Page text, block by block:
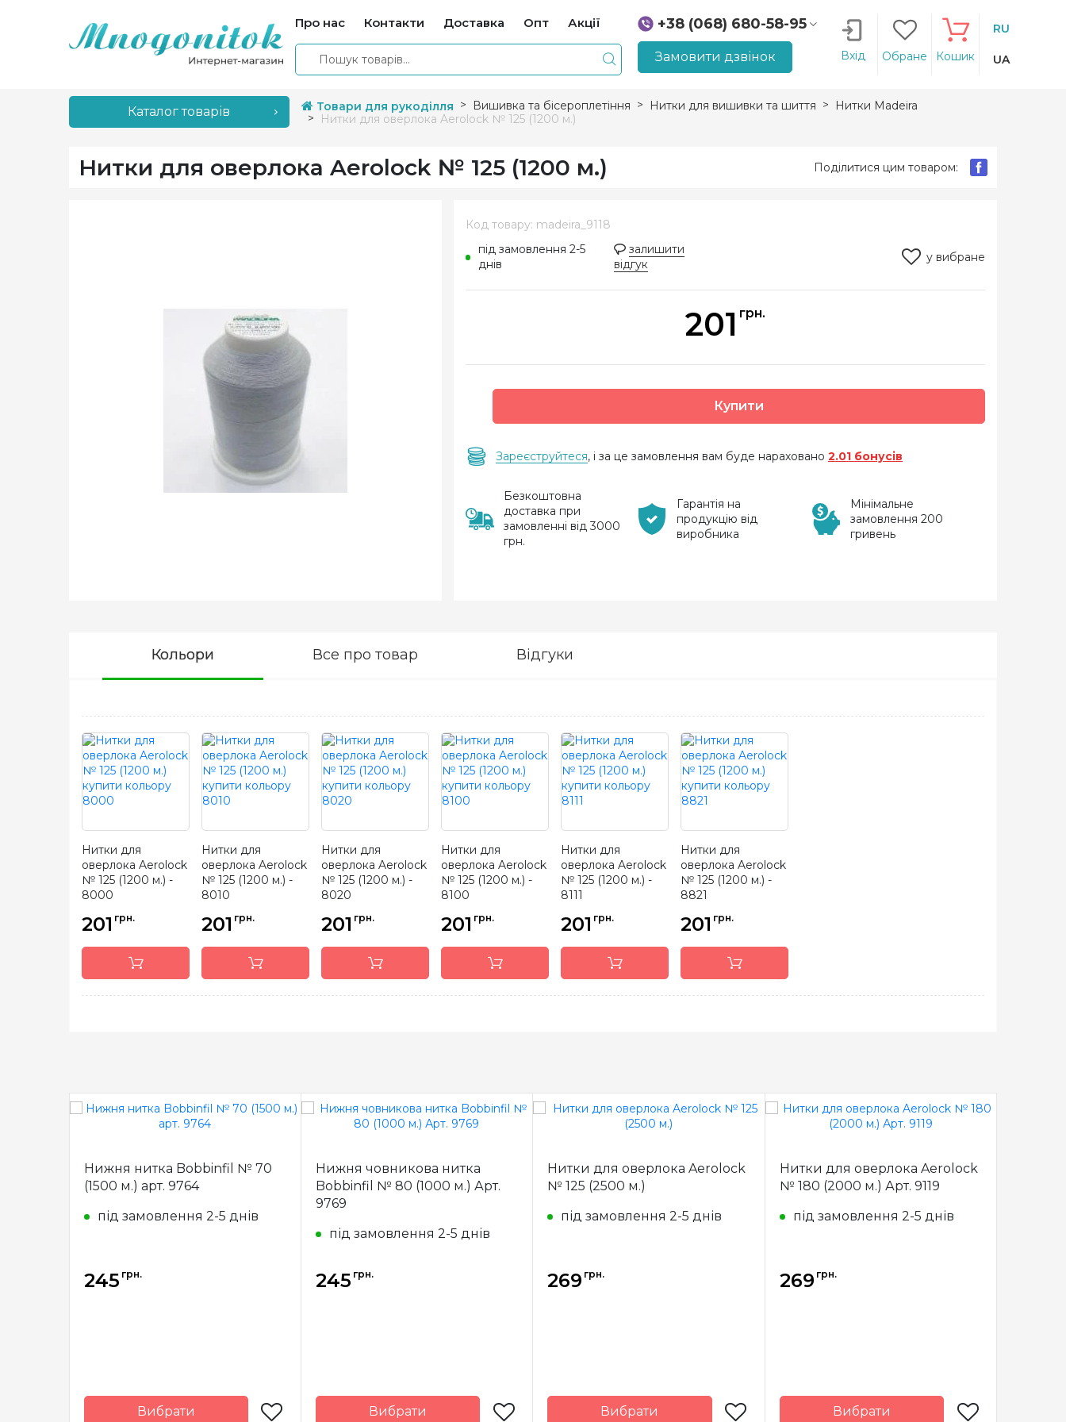
Про нас Контакти Доставка Опт Акції
+38 (068) 680-58-95
+38 (066) 207-14-90
Замовити дзвінок Вхід Обране Кошик
RU
UA
Каталог товарів Товари для рукоділля Вишивка та бісероплетіння Нитки для вишивки та шиття
Нитки Madeira
Нитки для оверлока Aerolock № 125 (1200 м.)
Нитки для оверлока Aerolock № 125 (1200 м.) Поділитися цим товаром:
Код товару: madeira_9118
під замовлення 2-5
днів
залишити
відгук
у вибране
201 грн.
Купити
Зареєструйтеся, і за це замовлення вам буде нараховано 2.01 бонусів
Безкоштовна
доставка при
замовленні від 3000
грн.
Гарантія на
продукцію від
виробника
Мінімальне
замовлення 200
гривень
Кольори Все про товар Відгуки
Нитки для
оверлока Aerolock
№ 125 (1200 м.) -
8000
201 грн.
Нитки для
оверлока Aerolock
№ 125 (1200 м.) -
8010
201 грн.
Нитки для
оверлока Aerolock
№ 125 (1200 м.) -
8020
201 грн.
Нитки для
оверлока Aerolock
№ 125 (1200 м.) -
8100
201 грн.
Нитки для
оверлока Aerolock
№ 125 (1200 м.) -
8111
201 грн.
Нитки для
оверлока Aerolock
№ 125 (1200 м.) -
8821
201 грн.
Нижня нитка Bobbinfil № 70
(1500 м.) арт. 9764
під замовлення 2-5 днів
245 грн.
Вибрати
Нижня човникова нитка
Bobbinfil № 80 (1000 м.) Арт.
9769
під замовлення 2-5 днів
245 грн.
Вибрати
Нитки для оверлока Aerolock
№ 125 (2500 м.)
під замовлення 2-5 днів
269 грн.
Вибрати
Нитки для оверлока Aerolock
№ 180 (2000 м.) Арт. 9119
під замовлення 2-5 днів
269 грн.
Вибрати